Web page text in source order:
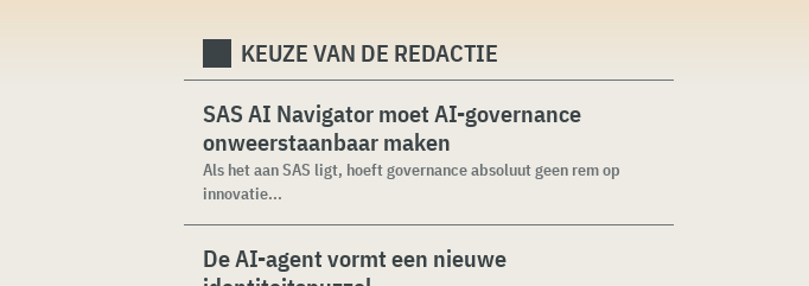
KEUZE VAN DE REDACTIE
SAS AI Navigator moet AI-governance
onweerstaanbaar maken
Als het aan SAS ligt, hoeft governance absoluut geen rem op
innovatie...
De AI-agent vormt een nieuwe